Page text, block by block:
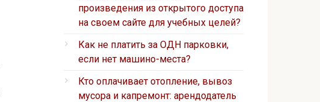
произведения из открытого доступа
на своем сайте для учебных целей?
Как не платить за ОДН парковки,
если нет машино-места?
Кто оплачивает отопление, вывоз
мусора и капремонт: арендодатель